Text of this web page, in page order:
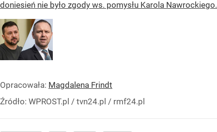
doniesień nie było zgody ws. pomysłu Karola Nawrockiego.
Opracowała: Magdalena Frindt
Źródło: WPROST.pl / tvn24.pl / rmf24.pl